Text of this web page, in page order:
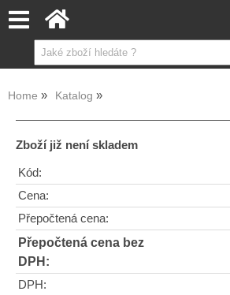
Home Katalog
Zboží již není skladem
Kód:
Cena:
Přepočtená cena:
Přepočtená cena bez
DPH:
DPH: